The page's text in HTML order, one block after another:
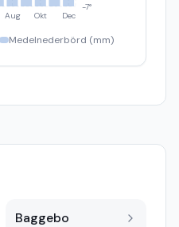
Aug Okt Dec
-7°
Medelnederbörd (mm)
Baggebo